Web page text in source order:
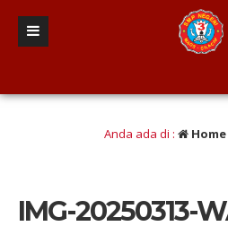
Anda ada di : Home
IMG-20250313-